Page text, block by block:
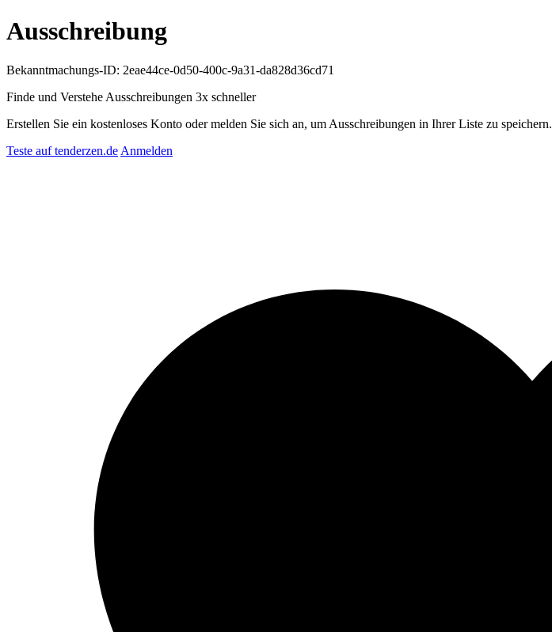
Ausschreibung
Bekanntmachungs-ID: 2eae44ce-0d50-400c-9a31-da828d36cd71
Finde und Verstehe Ausschreibungen 3x schneller
Erstellen Sie ein kostenloses Konto oder melden Sie sich an, um Ausschreibungen in Ihrer Liste zu speichern.
Teste auf tenderzen.de Anmelden